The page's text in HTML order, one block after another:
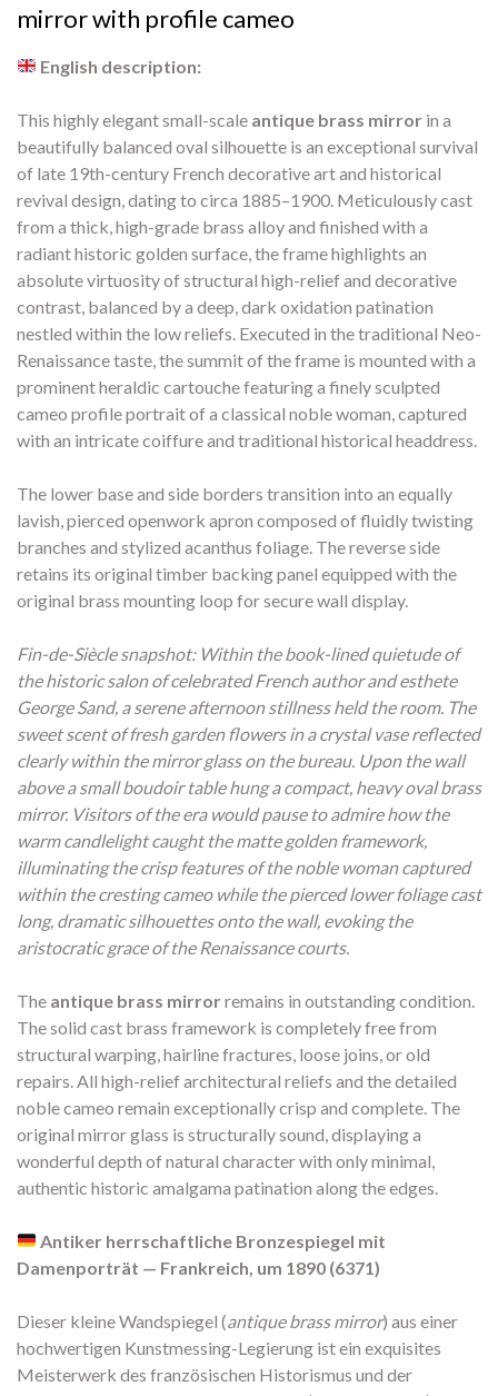
mirror with profile cameo
English description:
This highly elegant small-scale antique brass mirror in a
beautifully balanced oval silhouette is an exceptional survival
of late 19th-century French decorative art and historical
revival design, dating to circa 1885–1900. Meticulously cast
from a thick, high-grade brass alloy and finished with a
radiant historic golden surface, the frame highlights an
absolute virtuosity of structural high-relief and decorative
contrast, balanced by a deep, dark oxidation patination
nestled within the low reliefs. Executed in the traditional Neo-
Renaissance taste, the summit of the frame is mounted with a
prominent heraldic cartouche featuring a finely sculpted
cameo profile portrait of a classical noble woman, captured
with an intricate coiffure and traditional historical headdress.
The lower base and side borders transition into an equally
lavish, pierced openwork apron composed of fluidly twisting
branches and stylized acanthus foliage. The reverse side
retains its original timber backing panel equipped with the
original brass mounting loop for secure wall display.
Fin-de-Siècle snapshot: Within the book-lined quietude of
the historic salon of celebrated French author and esthete
George Sand, a serene afternoon stillness held the room. The
sweet scent of fresh garden flowers in a crystal vase reflected
clearly within the mirror glass on the bureau. Upon the wall
above a small boudoir table hung a compact, heavy oval brass
mirror. Visitors of the era would pause to admire how the
warm candlelight caught the matte golden framework,
illuminating the crisp features of the noble woman captured
within the cresting cameo while the pierced lower foliage cast
long, dramatic silhouettes onto the wall, evoking the
aristocratic grace of the Renaissance courts.
The antique brass mirror remains in outstanding condition.
The solid cast brass framework is completely free from
structural warping, hairline fractures, loose joins, or old
repairs. All high-relief architectural reliefs and the detailed
noble cameo remain exceptionally crisp and complete. The
original mirror glass is structurally sound, displaying a
wonderful depth of natural character with only minimal,
authentic historic amalgama patination along the edges.
Antiker herrschaftliche Bronzespiegel mit
Damenporträt — Frankreich, um 1890 (6371)
Dieser kleine Wandspiegel (antique brass mirror) aus einer
hochwertigen Kunstmessing-Legierung ist ein exquisites
Meisterwerk des französischen Historismus und der